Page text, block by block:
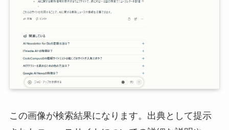
この画像が検索結果になります。出典として提示